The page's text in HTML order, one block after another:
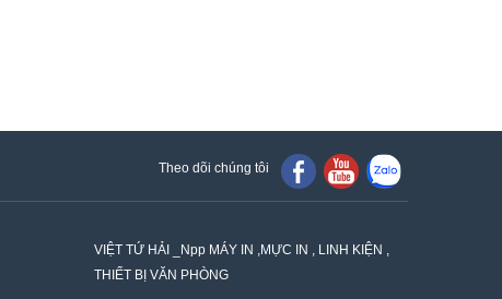
Theo dõi chúng tôi
VIỆT TỨ HẢI _Npp MÁY IN ,MỰC IN , LINH KIỆN ,
THIẾT BỊ VĂN PHÒNG